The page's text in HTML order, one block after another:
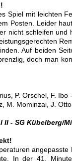
Spiel mit leichten
Posten. Leider
nicht schleifen und
Auf beiden
doch man
P. Orschel, F.
M. Mominzai, J.
- SG Kübelberg/
In der 41.